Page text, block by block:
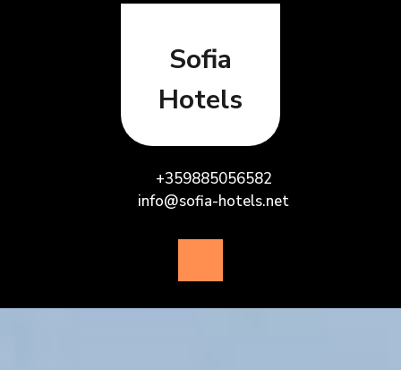
Sofia
Hotels
+359885056582
info@sofia-hotels.net
Button